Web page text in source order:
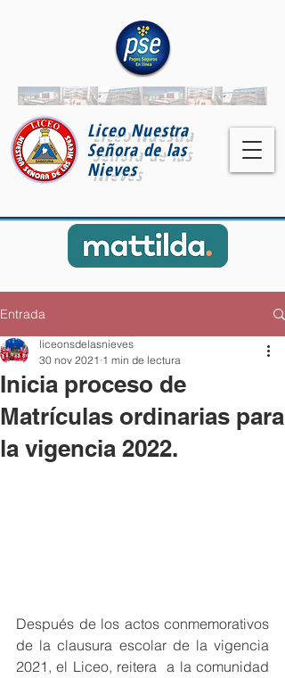
Liceo Nuestra
Señora de las
Nieves
Entrada
Inicia proceso de
Matrículas ordinarias para
la vigencia 2022.
liceonsdelasnieves
30 nov 2021 1 min de lectura
Después de los actos conmemorativos
de la clausura escolar de la vigencia
2021, el Liceo, reitera  a la comunidad